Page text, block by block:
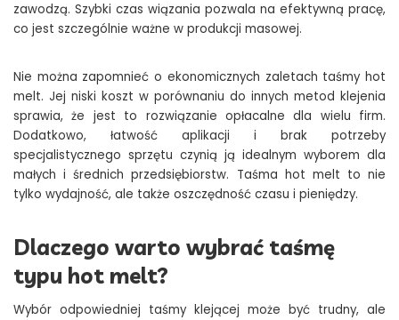
zawodzą. Szybki czas wiązania pozwala na efektywną pracę,
co jest szczególnie ważne w produkcji masowej.
Nie można zapomnieć o ekonomicznych zaletach taśmy hot
melt. Jej niski koszt w porównaniu do innych metod klejenia
sprawia, że jest to rozwiązanie opłacalne dla wielu firm.
Dodatkowo, łatwość aplikacji i brak potrzeby
specjalistycznego sprzętu czynią ją idealnym wyborem dla
małych i średnich przedsiębiorstw. Taśma hot melt to nie
tylko wydajność, ale także oszczędność czasu i pieniędzy.
Dlaczego warto wybrać taśmę
typu hot melt?
Wybór odpowiedniej taśmy klejącej może być trudny, ale